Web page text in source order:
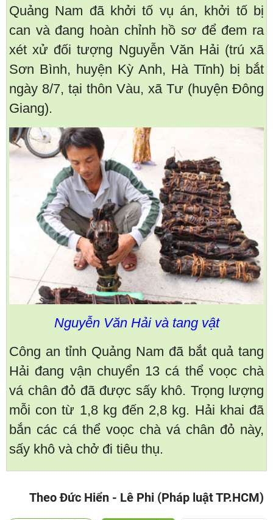
Quảng Nam đã khởi tố vụ án, khởi tố bị
can và đang hoàn chỉnh hồ sơ để đem ra
xét xử đối tượng Nguyễn Văn Hải (trú xã
Sơn Bình, huyện Kỳ Anh, Hà Tĩnh) bị bắt
ngày 8/7, tại thôn Vàu, xã Tư (huyện Đông
Giang).
Nguyễn Văn Hải và tang vật
Công an tỉnh Quảng Nam đã bắt quả tang
Hải đang vận chuyển 13 cá thể voọc chà
vá chân đỏ đã được sấy khô. Trọng lượng
mỗi con từ 1,8 kg đến 2,8 kg. Hải khai đã
bắn các cá thể voọc chà vá chân đỏ này,
sấy khô và chở đi tiêu thụ.
Theo Đức Hiển - Lê Phi (Pháp luật TP.HCM)